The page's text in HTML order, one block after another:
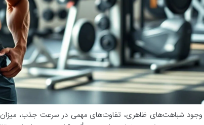
وجود شباهت‌های ظاهری، تفاوت‌های مهمی در سرعت جذب، میزان